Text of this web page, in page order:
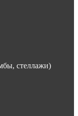
стеллажи)